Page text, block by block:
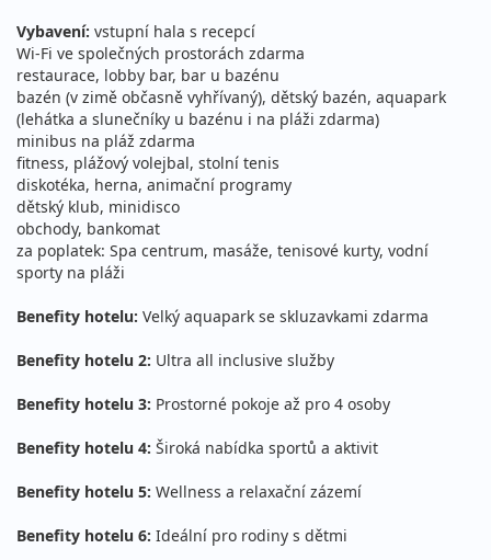
22.08. - 29.08.2026
sobota - sobota
ultra all inclusive
Sleva 8%29 590 Kč 27 190 Kč
cena za 8 dní (7 nocí) Podrobnosti
22.08. - 29.08.2026
sobota - sobota
ultra all inclusive
Sleva 8%29 590 Kč 27 190 Kč
Podrobnosti
22.08. - 29.08.2026
ultra all inclusive
cena za 8 dní (7 nocí) Podrobnosti
22.08. - 01.09.2026
ultra all inclusive
cena za 11 dní (10 nocí)
Vybavení: vstupní hala s recepcí
Wi-Fi ve společných prostorách zdarma
restaurace, lobby bar, bar u bazénu
bazén (v zimě občasně vyhřívaný), dětský bazén, aquapark
(lehátka a slunečníky u bazénu i na pláži zdarma)
minibus na pláž zdarma
fitness, plážový volejbal, stolní tenis
diskotéka, herna, animační programy
dětský klub, minidisco
obchody, bankomat
za poplatek: Spa centrum, masáže, tenisové kurty, vodní
sporty na pláži
Benefity hotelu: Velký aquapark se skluzavkami zdarma
Benefity hotelu 2: Ultra all inclusive služby
Benefity hotelu 3: Prostorné pokoje až pro 4 osoby
Benefity hotelu 4: Široká nabídka sportů a aktivit
Benefity hotelu 5: Wellness a relaxační zázemí
Benefity hotelu 6: Ideální pro rodiny s dětmi